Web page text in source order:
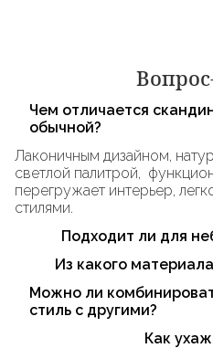
Чем отличается
обычной?
Лаконичным дизайном,
светлой палитрой,
перегружает интерьер,
стилями.
Подходит ли для
Да. Благодаря визуальной
формам скандинавская
ограниченном пространстве.
Из какого
В основном используется
бук), шпон, МДФ, латунь и
Можно ли
стиль с другими?
Да, он отлично сочетается
Как